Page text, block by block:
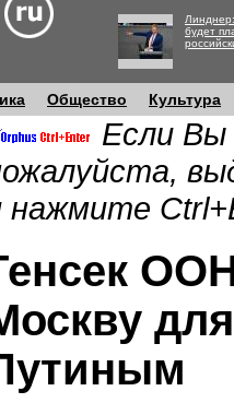
будет
Общество Культура
Если Вы
нажмите